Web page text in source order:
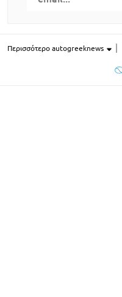
Περισσότερο autogreeknews